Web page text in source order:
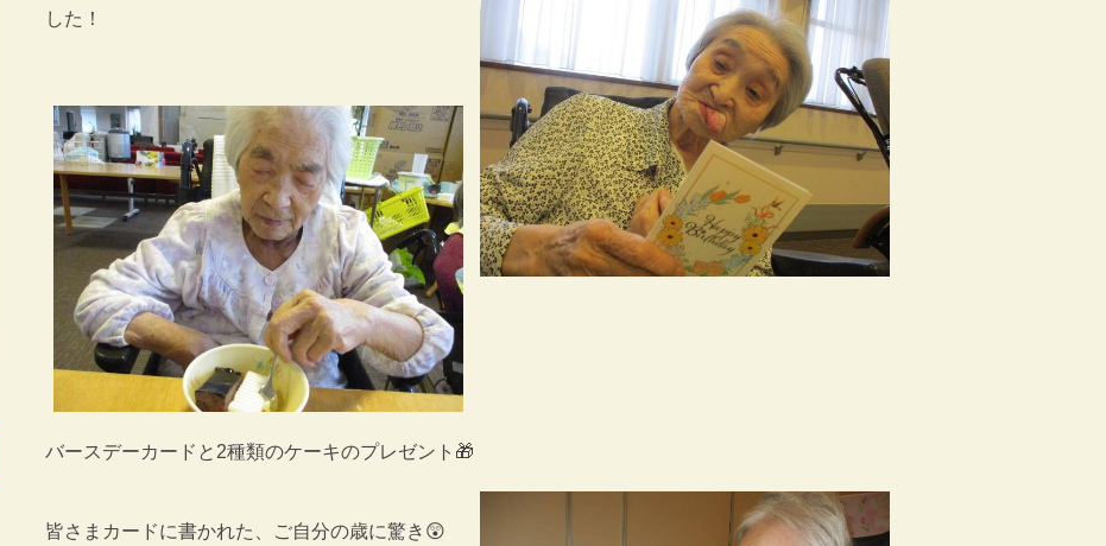
した！
バースデーカードと2種類のケーキのプレゼント🎁
皆さまカードに書かれた、ご自分の歳に驚き😲